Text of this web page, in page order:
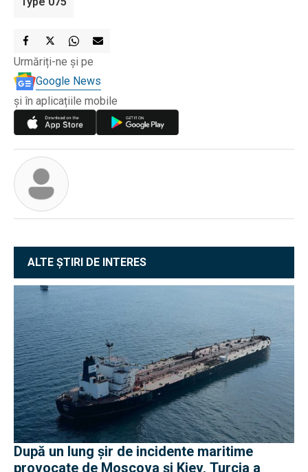
Urmăriți-ne și pe
Google News
și în aplicațiile mobile
ALTE ȘTIRI DE INTERES
După un lung șir de incidente maritime
provocate de Moscova și Kiev, Turcia a